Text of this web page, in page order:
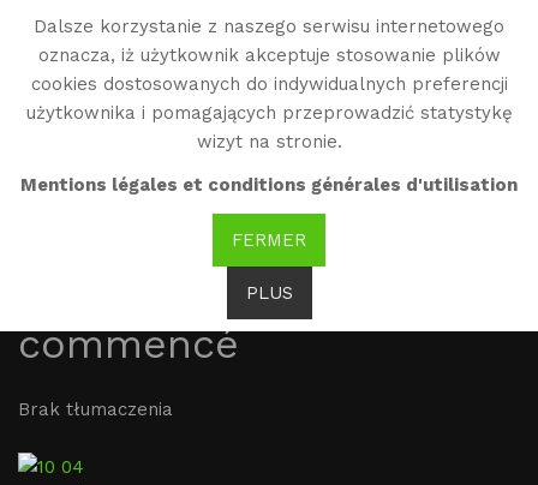
Dalsze korzystanie z naszego serwisu internetowego
oznacza, iż użytkownik akceptuje stosowanie plików
cookies dostosowanych do indywidualnych preferencji
użytkownika i pomagających przeprowadzić statystykę
wizyt na stronie.
Mentions légales et conditions générales d'utilisation
FERMER
PLUS
Witold Gombrowicz
10.04.2017 Nice-Matin :
Les travaux de la
rénovation de la Villa
Alexandrine à Vence ont
commencé
Brak tłumaczenia